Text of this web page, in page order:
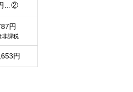
…②
円
課税
円